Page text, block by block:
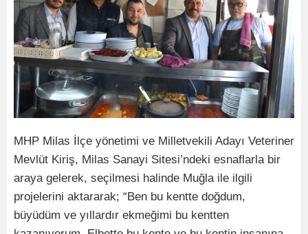
MHP Milas İlçe yönetimi ve Milletvekili Adayı Veteriner
Mevlüt Kiriş, Milas Sanayi Sitesi’ndeki esnaflarla bir
araya gelerek, seçilmesi halinde Muğla ile ilgili
projelerini aktararak; “Ben bu kentte doğdum,
büyüdüm ve yıllardır ekmeğimi bu kentten